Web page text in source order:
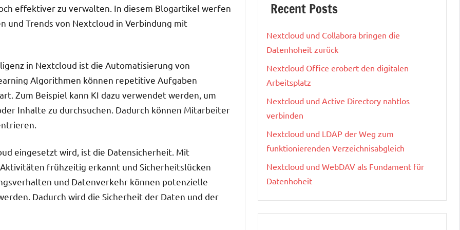
effektiver zu verwalten. In diesem Blogartikel werfen
und Trends von Nextcloud in Verbindung mit
in Nextcloud ist die Automatisierung von
Algorithmen können repetitive Aufgaben
Zum Beispiel kann KI dazu verwendet werden, um
Inhalte zu durchsuchen. Dadurch können Mitarbeiter
eingesetzt wird, ist die Datensicherheit. Mit
frühzeitig erkannt und Sicherheitslücken
und Datenverkehr können potenzielle
Dadurch wird die Sicherheit der Daten und der
Recent Posts
Nextcloud und Collabora bringen die
Datenhoheit zurück
Nextcloud Office erobert den digitalen
Arbeitsplatz
Nextcloud und Active Directory nahtlos
verbinden
Nextcloud und LDAP der Weg zum
funktionierenden Verzeichnisabgleich
Nextcloud und WebDAV als Fundament für
Datenhoheit